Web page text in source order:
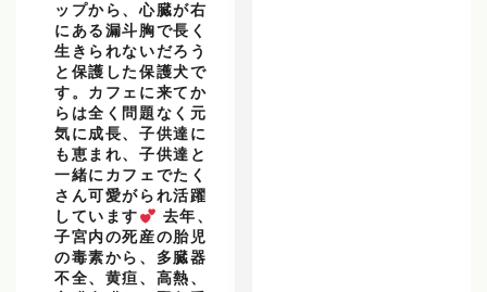
ップから、心臓が右
にある漏斗胸で長く
生きられないだろう
と保護した保護犬で
す。カフェに来てか
らは全く問題なく元
気に成長、子供達に
も恵まれ、子供達と
一緒にカフェでたく
さん可愛がられ活躍
しています
去年、
子宮内の死産の胎児
の毒素から、多臓器
不全、黄疸、高熱、